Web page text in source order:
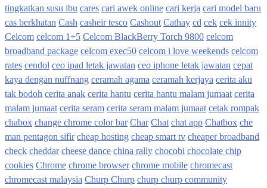
tingkatkan susu ibu cares cari awek online cari kerja cari model baru
cas berkhatan Cash casheir tesco Cashout Cathay cd cek cek innity
Celcom celcom 1+5 Celcom BlackBerry Torch 9800 celcom
broadband package celcom exec50 celcom i love weekends celcom
rates cendol ceo ipad letak jawatan ceo iphone letak jawatan cepat
kaya dengan nuffnang ceramah agama ceramah kerjaya cerita aku
tak bodoh cerita anak cerita hantu cerita hantu malam jumaat cerita
malam jumaat cerita seram cerita seram malam jumaat cetak rompak
chabox change chrome color bar Char Chat chat app Chatbox che
man pentagon sifir cheap hosting cheap smart tv cheaper broadband
check cheddar cheese dance china rally chocobi chocolate chip
cookies Chrome chrome browser chrome mobile chromecast
chromecast malaysia Churp Churp churp churp community